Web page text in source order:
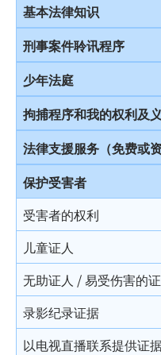
基本法律知识
法治
香港法律来源
刑事诉讼及民事诉讼
事务律师与大律师
简介律政司
香港法院及司法机构
刑事案件聆讯程序
刑事案件一般聆讯程序
经公诉程序定罪及经简易
首次聆讯
认罪
求情及判刑
认罪对判刑的影响
不认罪
审讯
结案陈词及裁决
少年法庭
少年法庭的司法管辖权
保护少年罪犯
少年法庭的聆讯程序
少年罪犯惩罚的限制
判刑原则
判刑
拘捕程序和我的权利及
引言
在公众地方被警察截停和
在公众地方被警察截停和
缄默权
拒绝与警方合作的后果
拘捕
被捕后的权利
法律支援服务（免费或资
简介本港部分法律援助
刑事诉讼法律援助计划
当值律师计划
免费法律谘询计划
免费法律谘询计划——不
电话法律谘询计划
保护受害者
受害者的权利
儿童证人
无助证人 / 易受伤害的
录影纪录证据
以电视直播联系提供证